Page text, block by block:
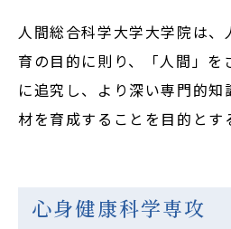
人間総合科学大学大学院は、
育の目的に則り、「人間」を
に追究し、より深い専門的
材を育成することを目的とす
心身健康科学専攻